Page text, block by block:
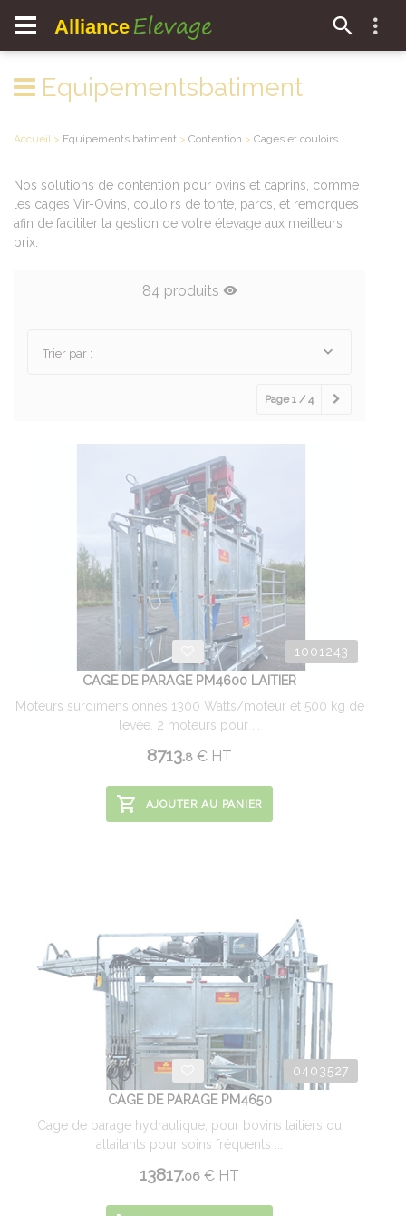
Alliance Elevage
Equipementsbatiment
Accueil > Equipements batiment > Contention > Cages et couloirs
Nos solutions de contention pour ovins et caprins, comme
les cages Vir-Ovins, couloirs de tonte, parcs, et remorques
afin de faciliter la gestion de votre élevage aux meilleurs
prix.
84 produits
Trier par :
Page 1 / 4
1001243
CAGE DE PARAGE PM4600 LAITIER
Moteurs surdimensionnés 1300 Watts/moteur et 500 kg de
levée. 2 moteurs pour ...
8713.8 € HT
AJOUTER AU PANIER
0403527
CAGE DE PARAGE PM4650
Cage de parage hydraulique, pour bovins laitiers ou
allaitants pour soins fréquents ...
13817.06 € HT